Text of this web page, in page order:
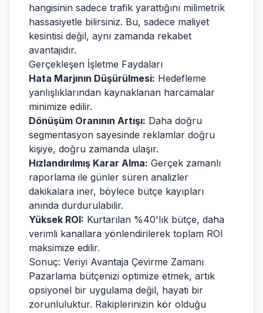
hangisinin sadece trafik yarattığını milimetrik
hassasiyetle bilirsiniz. Bu, sadece maliyet
kesintisi değil, aynı zamanda rekabet
avantajıdır.
Gerçekleşen İşletme Faydaları
Hata Marjının Düşürülmesi: Hedefleme
yanlışlıklarından kaynaklanan harcamalar
minimize edilir.
Dönüşüm Oranının Artışı: Daha doğru
segmentasyon sayesinde reklamlar doğru
kişiye, doğru zamanda ulaşır.
Hızlandırılmış Karar Alma: Gerçek zamanlı
raporlama ile günler süren analizler
dakikalara iner, böylece bütçe kayıpları
anında durdurulabilir.
Yüksek ROI: Kurtarılan %40'lık bütçe, daha
verimli kanallara yönlendirilerek toplam ROI
maksimize edilir.
Sonuç: Veriyi Avantaja Çevirme Zamanı
Pazarlama bütçenizi optimize etmek, artık
opsiyonel bir uygulama değil, hayati bir
zorunluluktur. Rakiplerinizin kör olduğu